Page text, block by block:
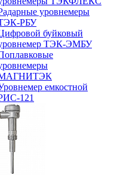
уровнемеры
РБУ
буйковый
ТЭК-ЭМБУ
емкостной
121